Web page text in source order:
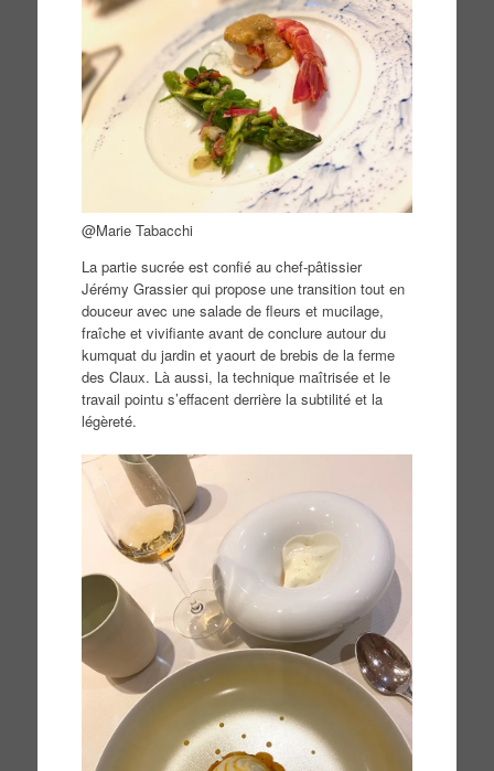
@Marie Tabacchi
La partie sucrée est confié au chef-pâtissier
Jérémy Grassier qui propose une transition tout en
douceur avec une salade de fleurs et mucilage,
fraîche et vivifiante avant de conclure autour du
kumquat du jardin et yaourt de brebis de la ferme
des Claux. Là aussi, la technique maîtrisée et le
travail pointu s’effacent derrière la subtilité et la
légèreté.